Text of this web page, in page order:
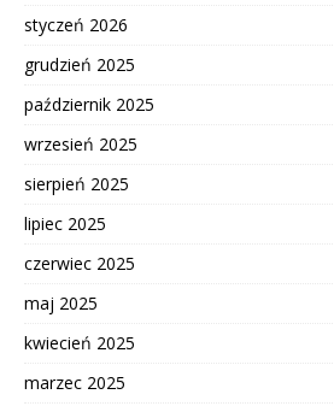
styczeń 2026
grudzień 2025
październik 2025
wrzesień 2025
sierpień 2025
lipiec 2025
czerwiec 2025
maj 2025
kwiecień 2025
marzec 2025